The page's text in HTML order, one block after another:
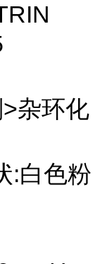
杂环化
:白色粉